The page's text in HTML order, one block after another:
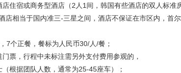
住宿或商务型酒店（2人1间，韩国有些酒店的双人标
店相当于国内准三-三星之间，酒店不保证在市区内，首
7个正餐，餐标为人民币30/人/餐；
票，行程中未标注需另外支付费用参观的，
根据团队人数，通常为25-45座车）；